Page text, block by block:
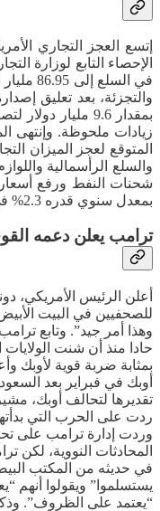
إتسع العجز التجاري
والتجزئة، بعد تعليق
شحنات النفط ورفع أسعار
بمعدل سنوي قدره 2.3% في الربع الأخير. وقد توقف النمو الإقتصادي تقريبا في الربع الرابع، إذ لم يتجاوز نمو الناتج المحلي الإجمالي 0.5%.
ترامب يعلن دعمه
أعلن الرئيس الأمريكي،
وهذا أمر جيد”. وتابع
بمثابة ضربة قوية لأوبك
أوبك في فبراير بعد
تقديرها لتحالف أوبك،
ردت على الحرب التي
وردت إدارة ترامب على
المحادثات النووية،
يستسلموا” ويقولوا أنهم
“يعتمد على الظروف”.